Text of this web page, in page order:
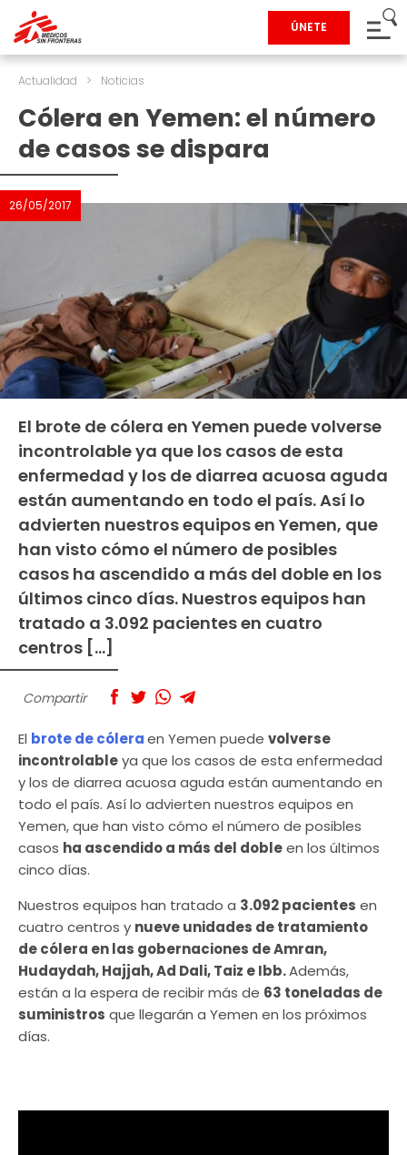
ÚNETE
Actualidad > Noticias
Cólera en Yemen: el número
de casos se dispara
26/05/2017
El brote de cólera en Yemen puede volverse
incontrolable ya que los casos de esta
enfermedad y los de diarrea acuosa aguda
están aumentando en todo el país. Así lo
advierten nuestros equipos en Yemen, que
han visto cómo el número de posibles
casos ha ascendido a más del doble en los
últimos cinco días. Nuestros equipos han
tratado a 3.092 pacientes en cuatro
centros […]
Compartir
El brote de cóleraen Yemen puede volverse
incontrolableya que los casos de esta enfermedad
y los de diarrea acuosa aguda están aumentando en
todo el país. Así lo advierten nuestros equipos en
Yemen, que han visto cómo el número de posibles
casos ha ascendido a más del dobleen los últimos
cinco días.
Nuestros equipos han tratado a 3.092 pacientes en
cuatro centros y nueve unidades de tratamiento
de cólera en las gobernaciones de Amran,
Hudaydah, Hajjah, Ad Dali, Taiz e Ibb.Además,
están a la espera de recibir más de 63 toneladas de
suministros que llegarán a Yemen en los próximos
días.